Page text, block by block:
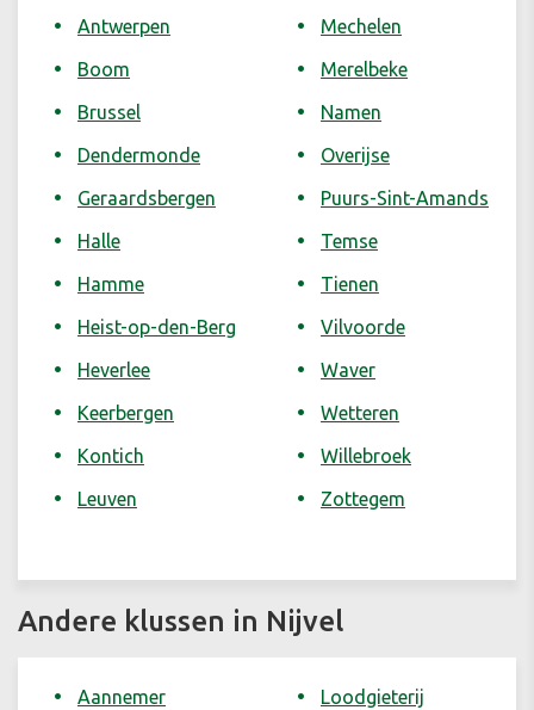
Antwerpen
Boom
Brussel
Dendermonde
Geraardsbergen
Halle
Hamme
Heist-op-den-Berg
Heverlee
Keerbergen
Kontich
Leuven
Mechelen
Merelbeke
Namen
Overijse
Puurs-Sint-Amands
Temse
Tienen
Vilvoorde
Waver
Wetteren
Willebroek
Zottegem
Andere klussen in Nijvel
Aannemer
Loodgieterij